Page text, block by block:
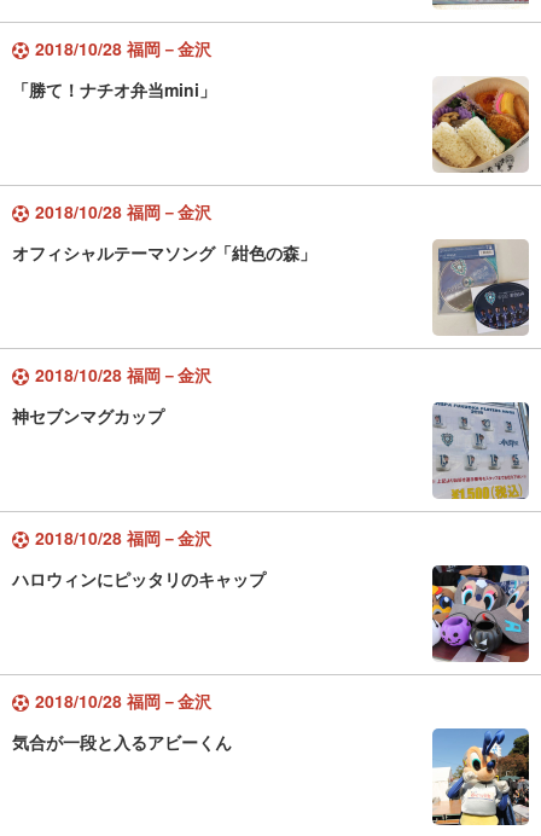
2018/10/28 福岡－金沢
「勝て！ナチオ弁当mini」
2018/10/28 福岡－金沢
オフィシャルテーマソング「紺色の森」
2018/10/28 福岡－金沢
神セブンマグカップ
2018/10/28 福岡－金沢
ハロウィンにピッタリのキャップ
2018/10/28 福岡－金沢
気合が一段と入るアビーくん